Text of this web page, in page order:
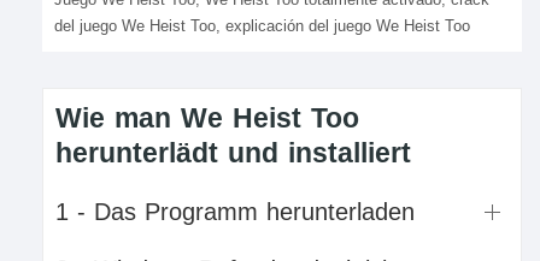
del juego We Heist Too, explicación del juego We Heist Too
Wie man We Heist Too
herunterlädt und installiert
1 - Das Programm herunterladen